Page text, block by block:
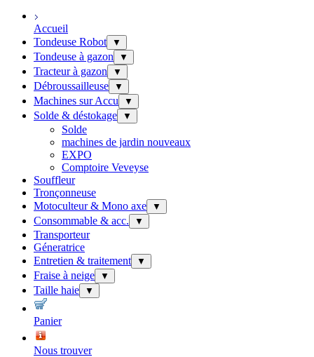
Accueil
Tondeuse Robot
▼
Tondeuse à gazon ▼
Tracteur à gazon ▼
Débroussailleuse ▼
Machines sur Accu ▼
Solde & déstokage ▼
Solde
machines de jardin nouveaux
EXPO
Comptoire Veveyse
Souffleur
Tronçonneuse
Motoculteur & Mono axe
▼
Consommable & acc. ▼
Transporteur
Géneratrice
Entretien & traitement
▼
Fraise à neige ▼
Taille haie ▼
Panier
Nous trouver